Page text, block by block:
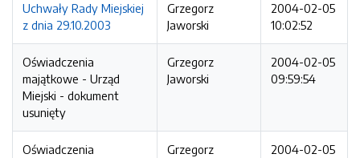
Uchwały Rady Miejskiej
z dnia 29.10.2003
Grzegorz
Jaworski
2004-02-05
10:02:52
Oświadczenia
majątkowe - Urząd
Miejski - dokument
usunięty
Grzegorz
Jaworski
2004-02-05
09:59:54
Oświadczenia
Grzegorz
2004-02-05